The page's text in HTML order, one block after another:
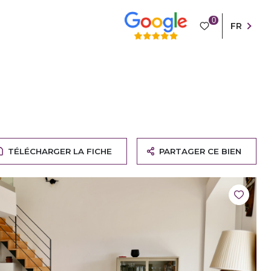
0
FR
TÉLÉCHARGER LA FICHE PARTAGER CE BIEN